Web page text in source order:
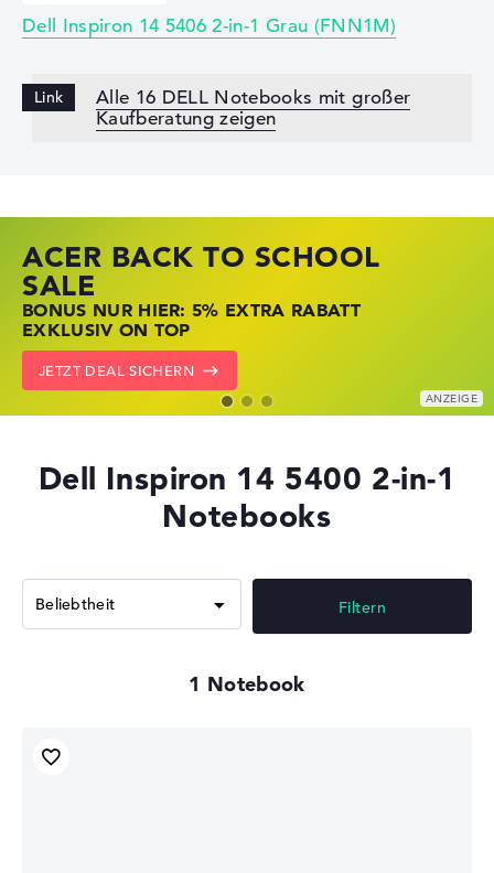
Dell Inspiron 14 5406 2-in-1 Grau (FNN1M)
Alle 16 DELL Notebooks mit großer
Kaufberatung zeigen
ACER BACK TO SCHOOL
SALE
BONUS NUR HIER: 5% EXTRA RABATT
EXKLUSIV ON TOP
JETZT DEAL SICHERN
HP STORE SSV DEALS
JETZT ZUGREIFEN: NOTEBOOKS BEI HP
KRÄFTIG REDUZIERT
ZU DEN HP ANGEBOTEN
LENOVO LAPTOP DEALS
NOTEBOOKS BEI LENOVO JETZT
KRÄFTIG REDUZIERT
LENOVO DEALS ZEIGEN
Dell Inspiron 14 5400 2-in-1
Notebooks
1
Filtern